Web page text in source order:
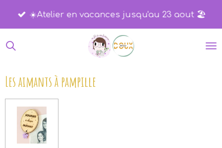
Passer
principal
☀️​Atelier en vacances jusqu'au 23 aout 🏖️​
Les aimants à pampille